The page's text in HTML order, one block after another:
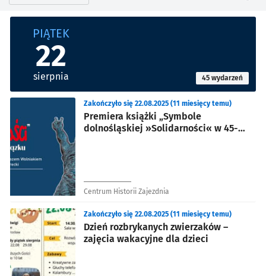
Znalezione wydarzenia
PIĄTEK
22
sierpnia 45 wydarzeń
Premiera książki „Symbole
dolnośląskiej »Solidarności« w 45-
Zakończyło się 22.08.2025 (11 miesięcy temu)
Centrum Historii Zajezdnia
Dzień rozbrykanych zwierzaków –
zajęcia wakacyjne dla dzieci
Zakończyło się 22.08.2025 (11 miesięcy temu)